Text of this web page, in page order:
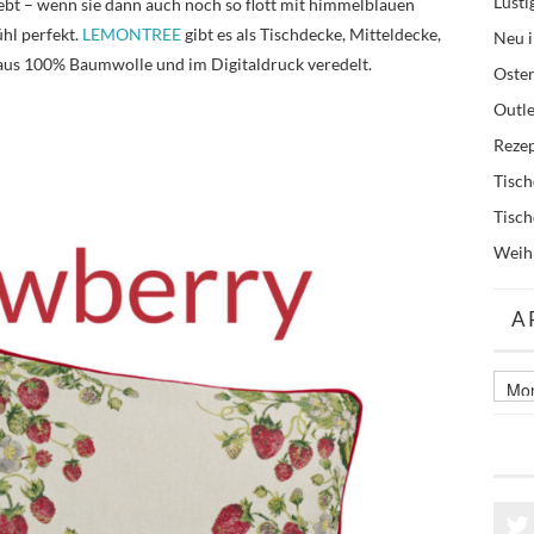
– wenn sie dann auch noch so flott mit himmelblauen
perfekt. LEMONTREEgibt es als Tischdecke, Mitteldecke,
100% Baumwolle und im Digitaldruck veredelt.
Neu